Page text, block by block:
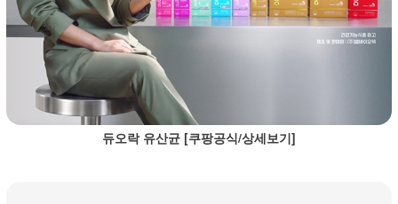
듀오락 유산균 [쿠팡공식/상세보기]